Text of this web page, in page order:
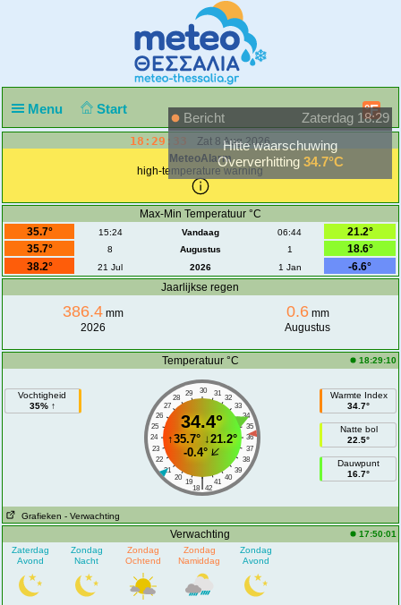
Menu Start °F
18:29:33
Zat 8 Aug 2026
MeteoAlarm
high-temperature warning
Max-Min Temperatuur °C
35.7°
15:24 Vandaag 06:44
21.2°
35.7°
8 Augustus 1
18.6°
38.2°
21 Jul 2026 1 Jan
-6.6°
Jaarlijkse regen
386.4 mm
2026
0.6mm
Augustus
Temperatuur °C 18:29:10
Vochtigheid
35% ↑
30
29 31
28
32
27
33
26
34
25
35
24
36
23
37
22
38
21
39
20
40
19 41
|
18 42
34.4°
↑35.7°↓21.2°
-0.4°
Warmte Index
34.7°
Natte bol
22.5°
Dauwpunt
16.7°
Grafieken - Verwachting
Verwachting
17:50:01
Zaterdag
Avond
Zondag
Nacht
Zondag
Ochtend
Zondag
Namiddag
Zondag
Avond
Bericht
Zaterdag 18:29
Hitte waarschuwing
Oververhitting 34.7°C